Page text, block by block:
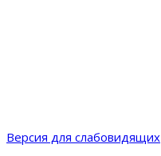
Версия для слабовидящих